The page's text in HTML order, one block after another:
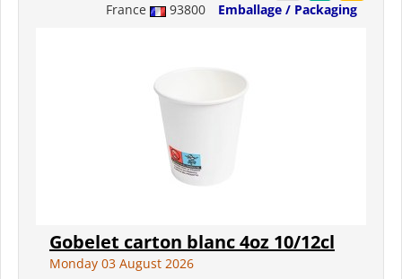
France 93800 Emballage / Packaging
Gobelet carton blanc 4oz 10/12cl
Monday 03 August 2026